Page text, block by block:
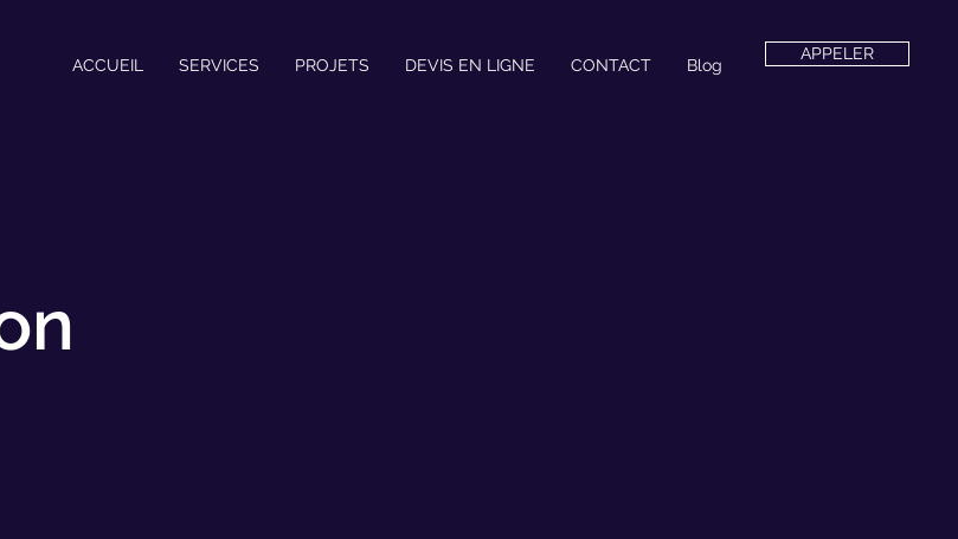
ACCUEIL SERVICES PROJETS DEVIS EN LIGNE CONTACT Blog
APPELER